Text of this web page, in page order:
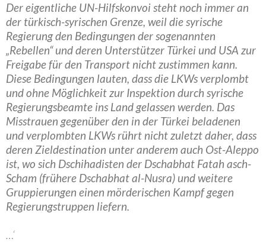
Der eigentliche UN-Hilfskonvoi steht noch immer an
der türkisch-syrischen Grenze, weil die syrische
Regierung den Bedingungen der sogenannten
„Rebellen“ und deren Unterstützer Türkei und USA zur
Freigabe für den Transport nicht zustimmen kann.
Diese Bedingungen lauten, dass die LKWs verplombt
und ohne Möglichkeit zur Inspektion durch syrische
Regierungsbeamte ins Land gelassen werden. Das
Misstrauen gegenüber den in der Türkei beladenen
und verplombten LKWs rührt nicht zuletzt daher, dass
deren Zieldestination unter anderem auch Ost-Aleppo
ist, wo sich Dschihadisten der Dschabhat Fatah asch-
Scham (frühere Dschabhat al-Nusra) und weitere
Gruppierungen einen mörderischen Kampf gegen
Regierungstruppen liefern.
…‘